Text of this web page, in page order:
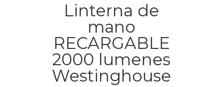
Linterna de
mano
RECARGABLE
2000 lumenes
Westinghouse